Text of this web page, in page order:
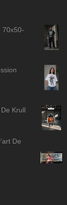
70x50-
Krull
De